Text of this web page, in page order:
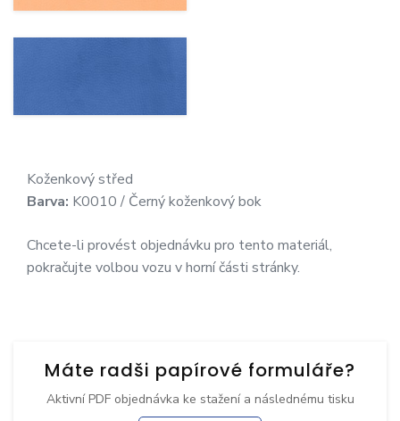
Koženkový střed
Barva: K0010 / Černý koženkový bok
Chcete-li provést objednávku pro tento materiál,
pokračujte volbou vozu v horní části stránky.
Máte radši papírové formuláře?
Aktivní PDF objednávka ke stažení a následnému tisku